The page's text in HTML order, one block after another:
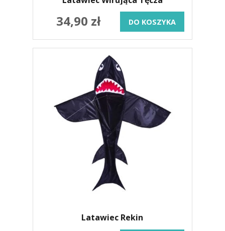
34,90 zł DO KOSZYKA
Latawiec Rekin